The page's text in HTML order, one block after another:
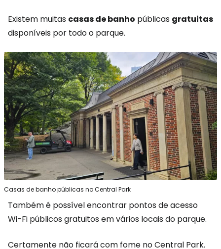
Existem muitas casas de banho públicas gratuitas
disponíveis por todo o parque.
Casas de banho públicas no Central Park
Também é possível encontrar pontos de acesso
Wi-Fi públicos gratuitos em vários locais do parque.
Certamente não ficará com fome no Central Park.